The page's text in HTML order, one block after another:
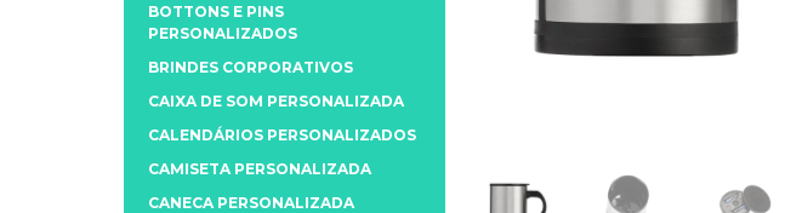
BOTTONS E PINS
PERSONALIZADOS
BRINDES CORPORATIVOS
CAIXA DE SOM PERSONALIZADA
CALENDÁRIOS PERSONALIZADOS
CAMISETA PERSONALIZADA
CANECA PERSONALIZADA